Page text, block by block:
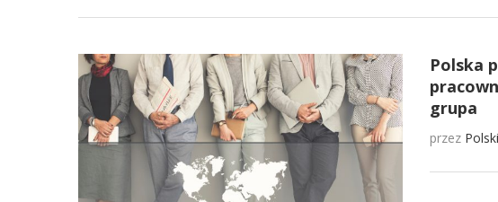
Polska
grupa
przez